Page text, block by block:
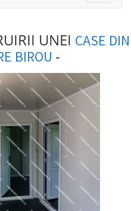
UNEI CASE DIN
BIROU -